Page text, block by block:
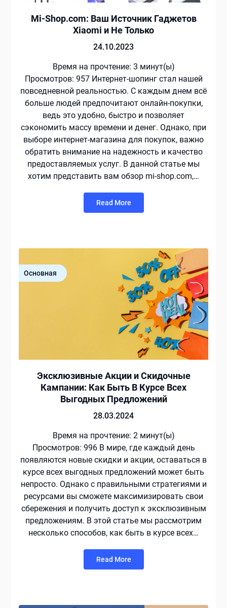
Mi-Shop.com: Ваш Источник Гаджетов
Xiaomi и Не Только
24.10.2023
Время на прочтение: 3 минут(ы)
Просмотров: 957 Интернет-шопинг стал нашей
повседневной реальностью. С каждым днем всё
больше людей предпочитают онлайн-покупки,
ведь это удобно, быстро и позволяет
сэкономить массу времени и денег. Однако, при
выборе интернет-магазина для покупок, важно
обратить внимание на надежность и качество
предоставляемых услуг. В данной статье мы
хотим представить вам обзор mi-shop.com,…
Read More
Основная
Эксклюзивные Акции и Скидочные
Кампании: Как Быть В Курсе Всех
Выгодных Предложений
28.03.2024
Время на прочтение: 2 минут(ы)
Просмотров: 996 В мире, где каждый день
появляются новые скидки и акции, оставаться в
курсе всех выгодных предложений может быть
непросто. Однако с правильными стратегиями и
ресурсами вы сможете максимизировать свои
сбережения и получить доступ к эксклюзивным
предложениям. В этой статье мы рассмотрим
несколько способов, как быть в курсе всех…
Read More